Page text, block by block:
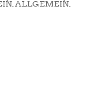
,ALLGEMEIN,